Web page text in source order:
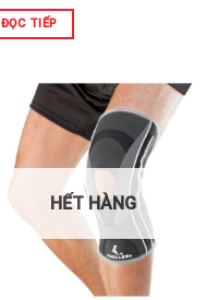
ĐỌC TIẾP
HẾT HÀNG